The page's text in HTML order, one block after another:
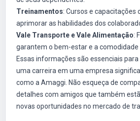
Treinamentos: Cursos e capacitações
aprimorar as habilidades dos
Vale Transporte e Vale Alimentação:
garantem o bem-estar e a comodidade
Essas informações são essenciais
uma carreira em uma empresa
como a Amaggi. Não esqueça de
detalhes com amigos que também
novas oportunidades no mercado de